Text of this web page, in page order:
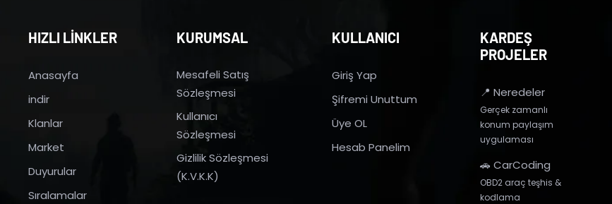
HIZLI LİNKLER
Anasayfa
indir
Klanlar
Market
Duyurular
Sıralamalar
KURUMSAL
Mesafeli Satış
Sözleşmesi
Kullanıcı
Sözleşmesi
Gizlilik Sözleşmesi
(K.V.K.K)
KULLANICI
Giriş Yap
Şifremi Unuttum
Üye OL
Hesab Panelim
KARDEŞ
PROJELER
📍 Neredeler
Gerçek zamanlı
konum paylaşım
uygulaması
🚗 CarCoding
OBD2 araç teşhis &
kodlama